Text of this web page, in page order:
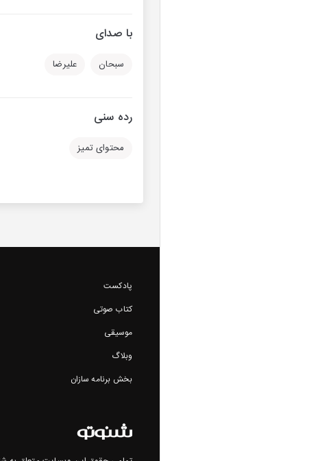
با صدای
سبحان علیرضا
رده سنی
محتوای تمیز
پادکست
کتاب صوتی
موسیقی
وبلاگ
بخش برنامه سازان